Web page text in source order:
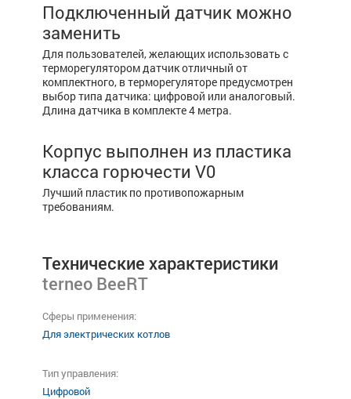
Подключенный датчик можно
заменить
Для пользователей, желающих использовать с
терморегулятором датчик отличный от
комплектного, в терморегуляторе предусмотрен
выбор типа датчика: цифровой или аналоговый.
Длина датчика в комплекте 4 метра.
Корпус выполнен из пластика
класса горючести V0
Лучший пластик по противопожарным
требованиям.
Технические характеристики
terneo BeeRT
Сферы применения:
Для электрических котлов
Тип управления:
Цифровой